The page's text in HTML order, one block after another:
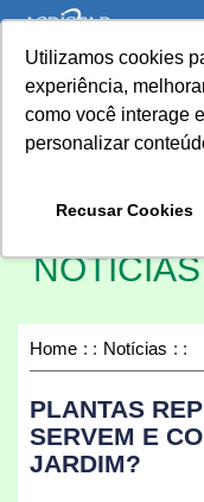
Utilizamos cookies
experiência,
como você interage
personalizar
Recusar Cookies
to Content
NOTÍCIAS
Home Notícias
PLANTAS
SERVEM E
JARDIM?